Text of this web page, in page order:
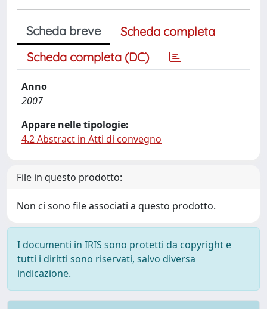
Scheda breve
Scheda completa
Scheda completa (DC)
Anno
2007
Appare nelle tipologie:
4.2 Abstract in Atti di convegno
File in questo prodotto:
Non ci sono file associati a questo prodotto.
I documenti in IRIS sono protetti da copyright e
tutti i diritti sono riservati, salvo diversa
indicazione.